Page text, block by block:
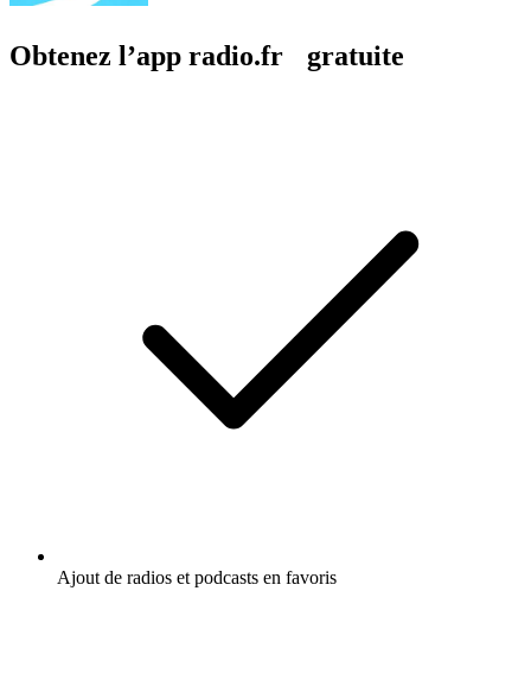
Obtenez l’app radio.fr gratuite
Ajout de radios et podcasts en favoris